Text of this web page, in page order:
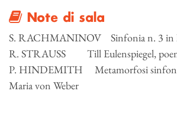
Note di sala
S. RACHMANINOV Sinfonia n. 3 in
R. STRAUSS Till Eulenspiegel,
P. HINDEMITH Metamorfosi
Maria von Weber